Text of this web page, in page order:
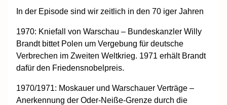
In der Episode sind wir zeitlich in den 70 iger Jahren
1970: Kniefall von Warschau – Bundeskanzler Willy
Brandt bittet Polen um Vergebung für deutsche
Verbrechen im Zweiten Weltkrieg. 1971 erhält Brandt
dafür den Friedensnobelpreis.
1970/1971: Moskauer und Warschauer Verträge –
Anerkennung der Oder-Neiße-Grenze durch die